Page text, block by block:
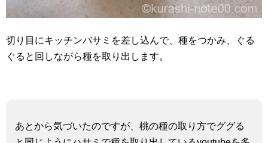
切り目にキッチンバサミを差し込んで、種をつかみ、ぐる
ぐると回しながら種を取り出します。
あとから気づいたのですが、桃の種の取り方でググる